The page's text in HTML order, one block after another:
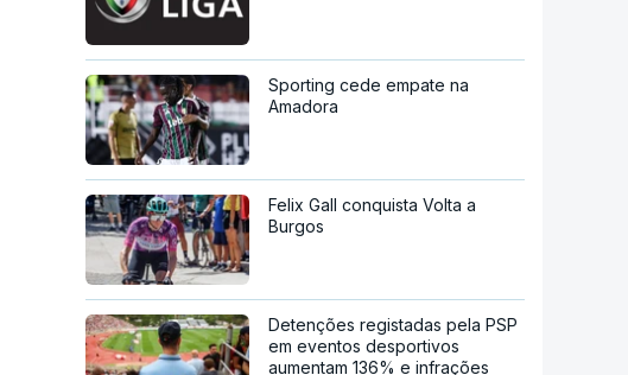
Sporting cede empate na
Amadora
Felix Gall conquista Volta a
Burgos
Detenções registadas pela PSP
em eventos desportivos
aumentam 136% e infrações